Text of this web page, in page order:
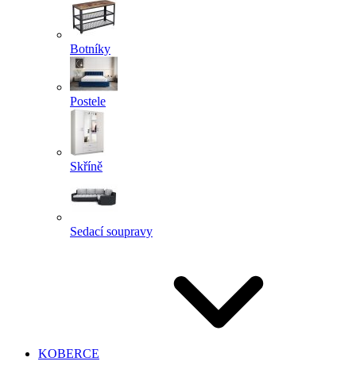
Botníky
Postele
Skříně
Sedací soupravy
KOBERCE